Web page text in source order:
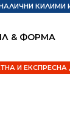
& ФОРМА
КИЛИМИ
И ЕКСПРЕСНА